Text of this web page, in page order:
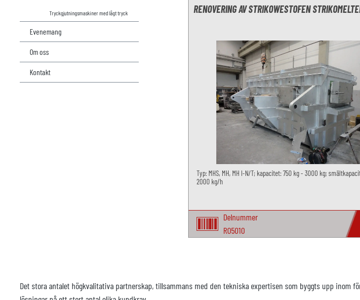
Tryckgjutningsmaskiner med lågt tryck
Evenemang
Om oss
Kontakt
RENOVERING AV STRIKOWESTOFEN
Typ: MHS, MH, MH I-N/T; kapacitet: 750 kg - 3000 kg;
2000 kg/h
Delnummer
RO5010
Det stora antalet högkvalitativa partnerskap, tillsammans med den tekniska expertisen som byggts upp inom